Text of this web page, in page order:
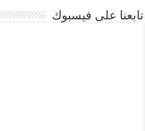
تابعنا على فيسبوك